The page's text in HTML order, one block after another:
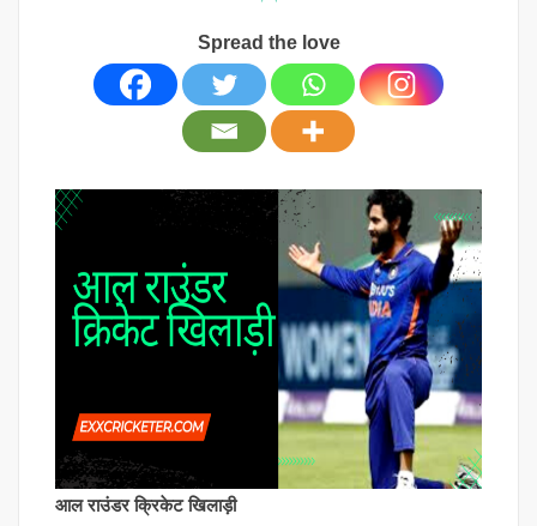
Spread the love
आल राउंडर क्रिकेट खिलाड़ी